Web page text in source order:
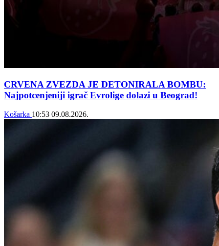
CRVENA ZVEZDA JE DETONIRALA BOMBU:
Najpotcenjeniji igrač Evrolige dolazi u Beograd!
Košarka 10:53 09.08.2026.